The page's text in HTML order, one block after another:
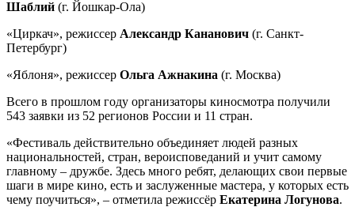
Шаблий (г. Йошкар-Ола)
«Циркач», режиссер Александр Кананович (г. Санкт-
Петербург)
«Яблоня», режиссер Ольга Ажнакина (г. Москва)
Всего в прошлом году организаторы киносмотра получили
543 заявки из 52 регионов России и 11 стран.
«Фестиваль действительно объединяет людей разных
национальностей, стран, вероисповеданий и учит самому
главному – дружбе. Здесь много ребят, делающих свои первые
шаги в мире кино, есть и заслуженные мастера, у которых есть
чему поучиться», – отметила режиссёр Екатерина Логунова.